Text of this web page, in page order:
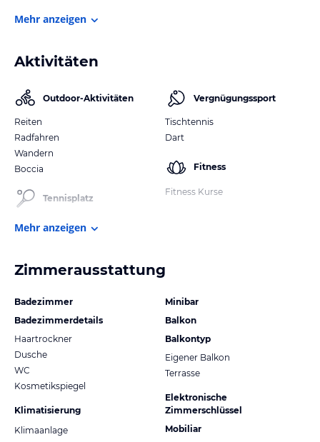
Mehr anzeigen
Aktivitäten
Outdoor-Aktivitäten
Reiten
Radfahren
Wandern
Boccia
Tennisplatz
Vergnügungssport
Tischtennis
Dart
Fitness
Fitness Kurse
Mehr anzeigen
Zimmerausstattung
Badezimmer
Badezimmerdetails
Haartrockner
Dusche
WC
Kosmetikspiegel
Klimatisierung
Klimaanlage
Minibar
Balkon
Balkontyp
Eigener Balkon
Terrasse
Elektronische
Zimmerschlüssel
Mobiliar